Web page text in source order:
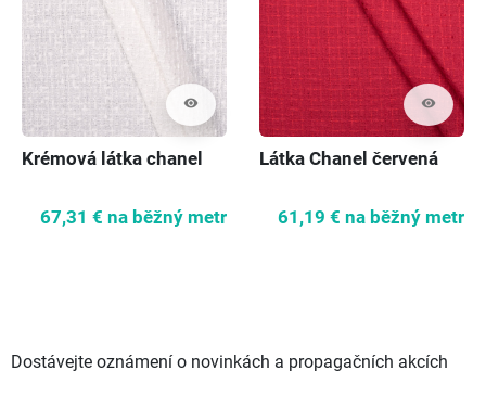
visibility
Krémová látka chanel
67,31 € na běžný metr
visibility
Látka Chanel červená
61,19 € na běžný metr
Dostávejte oznámení o novinkách a propagačních akcích